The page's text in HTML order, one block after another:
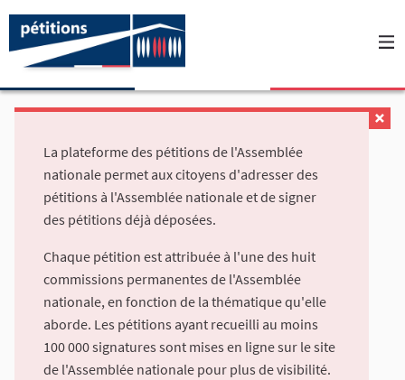
La plateforme des pétitions de l'Assemblée
nationale permet aux citoyens d'adresser des
pétitions à l'Assemblée nationale et de signer
des pétitions déjà déposées.
Chaque pétition est attribuée à l'une des huit
commissions permanentes de l'Assemblée
nationale, en fonction de la thématique qu'elle
aborde. Les pétitions ayant recueilli au moins
100 000 signatures sont mises en ligne sur le site
de l'Assemblée nationale pour plus de visibilité.